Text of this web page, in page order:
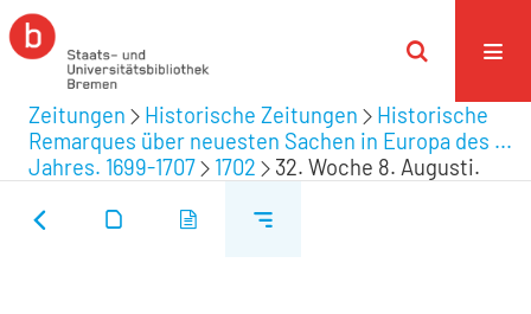
Zeitungen Historische Zeitungen
Historische
Remarques über neuesten Sachen in Europa des ...
Jahres. 1699-1707
1702 32. Woche 8. Augusti.